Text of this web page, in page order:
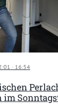
· 16:54
im